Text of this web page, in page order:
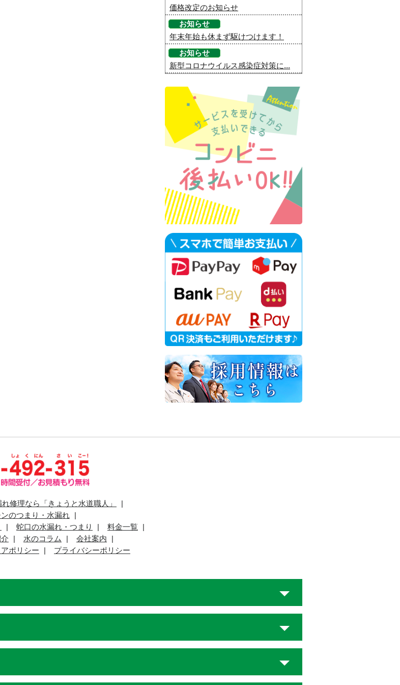
価格改定のお知らせ
お知らせ
年末年始も休まず駆けつけます！
お知らせ
新型コロナウイルス感染症対策に...
修理なら「きょうと水道職人」
のつまり・水漏れ
蛇口の水漏れ・つまり
料金一覧
水のコラム
会社案内
ポリシー プライバシーポリシー